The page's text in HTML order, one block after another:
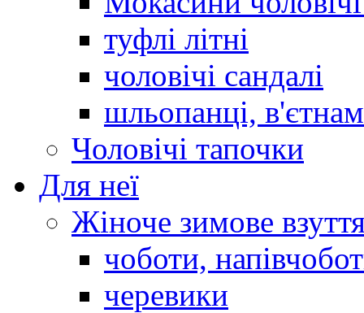
туфлі літні
чоловічі сандалі
шльопанці,
Чоловічі тапочки
Для неї
Жіноче зимове
чоботи,
черевики